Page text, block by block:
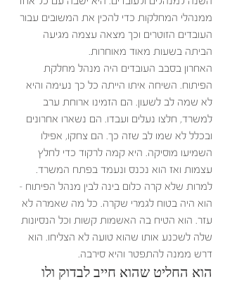
ממנהלי המחלקות כדי להכין את המשובים עבור
העובדים הזוטרים וכך מצאה עצמה מגיעה
הביתה בשעות מאוד מאוחרות.
האחרון בסבב העובדים היה מנהל מחלקת
הפיתוח. השיחה איתו הייתה כל כך נעימה והיא
לא שמה לב לשעון. הם הזמינו ארוחת ערב
למשרד, חלצו נעלים ועבדו. הם נשארו אחרונים
ובכלל לא שמו לב שזה כך. הם צחקו, אפילו
השמיעו מוסיקה. היא קמה לרקוד כדי לחלץ
עצמות ואז הוא נכנס ונעמד בפתח המשרד.
למרות שלא קרה כלום בינה לבין מנהל הפיתוח –
הוא היה בטוח לגמרי שקרה. כל מה שאמרה לא
עזר. הוא הטיח בה האשמות קשות וכל הנסיונות
שלה לשכנע אותו שהוא טועה לא הצליחו. הוא
דרש ממנה להתפטר והיא סירבה.
הוא החליט שהוא חייב לבדוק ולו